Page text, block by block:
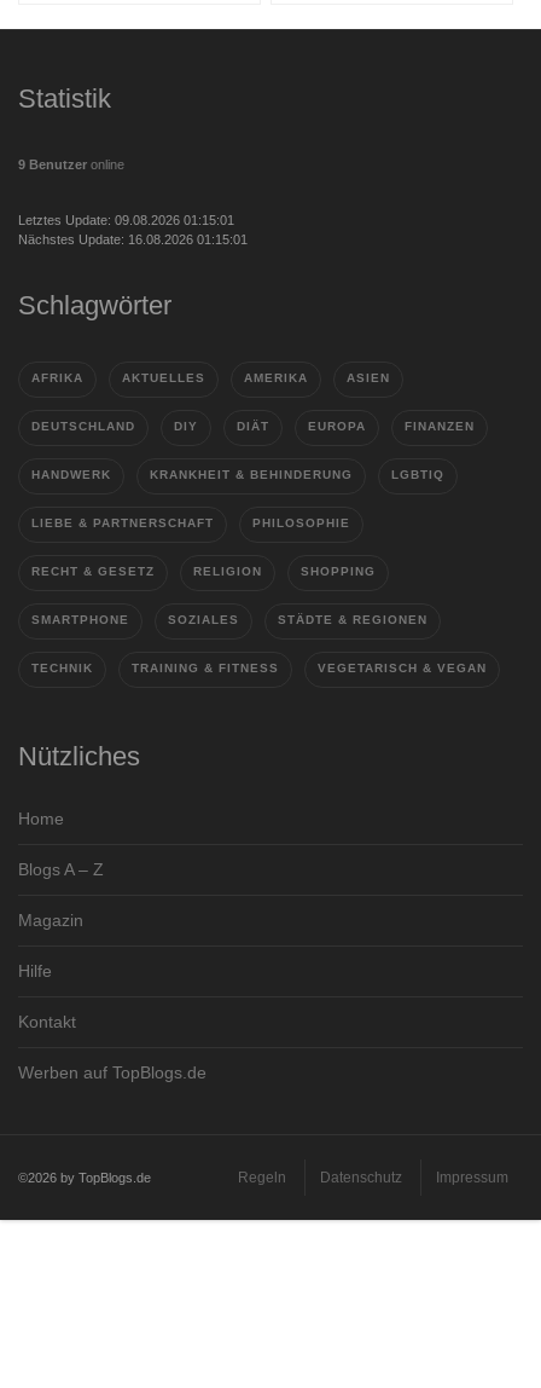
Statistik
9 Benutzer online
Letztes Update: 09.08.2026 01:15:01
Nächstes Update: 16.08.2026 01:15:01
Schlagwörter
AFRIKA AKTUELLES AMERIKA ASIEN
DEUTSCHLAND DIY DIÄT EUROPA FINANZEN
HANDWERK KRANKHEIT & BEHINDERUNG LGBTIQ
LIEBE & PARTNERSCHAFT PHILOSOPHIE
RECHT & GESETZ RELIGION SHOPPING
SMARTPHONE SOZIALES STÄDTE & REGIONEN
TECHNIK TRAINING & FITNESS VEGETARISCH & VEGAN
Nützliches
Home
Blogs A – Z
Magazin
Hilfe
Kontakt
Werben auf TopBlogs.de
©2026 by TopBlogs.de Regeln Datenschutz Impressum